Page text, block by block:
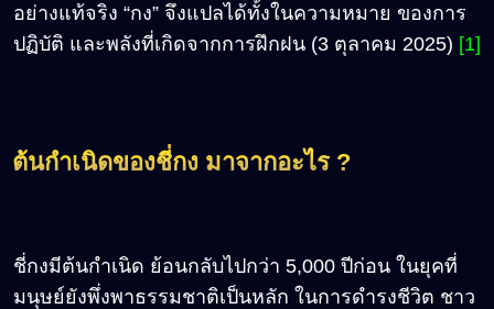
อย่างแท้จริง “กง” จึงแปลได้ทั้งในความหมาย ของการ
ปฏิบัติ และพลังที่เกิดจากการฝึกฝน (3 ตุลาคม 2025) [1]
ต้นกำเนิดของชี่กง มาจากอะไร ?
ชี่กงมีต้นกำเนิด ย้อนกลับไปกว่า 5,000 ปีก่อน ในยุคที่
มนุษย์ยังพึ่งพาธรรมชาติเป็นหลัก ในการดำรงชีวิต ชาว